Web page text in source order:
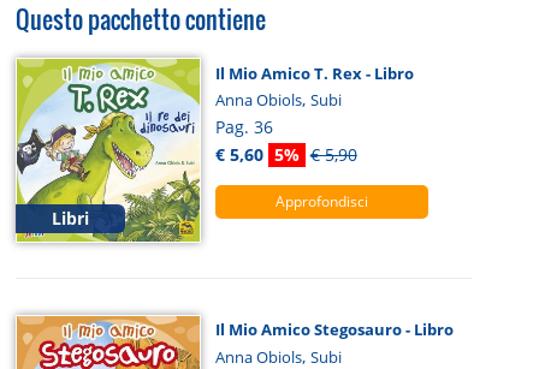
Questo pacchetto contiene
Libri
Il Mio Amico T. Rex - Libro
Anna Obiols, Subi
Pag. 36
€ 5,60 5% € 5,90
Approfondisci
Il Mio Amico Stegosauro - Libro
Anna Obiols, Subi